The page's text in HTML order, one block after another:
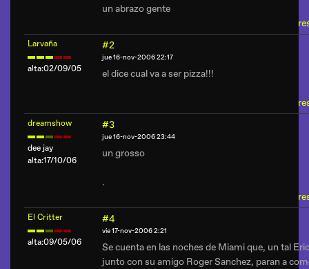
un abrazo gente
Larvaña
alta:02/09/05
#2
jue 16-nov-2006 22:17
el dice cual va a ser pizza!!!
dreamshow
dee jay
alta:17/10/06
#3
jue 16-nov-2006 23:44
un grosso
.
El Critter
alta:09/05/06
#4
vie 17-nov-2006 2:21
Se cuenta en las noches de Miami que, un tal
junto con su amigo Roger Sanchez, paran a